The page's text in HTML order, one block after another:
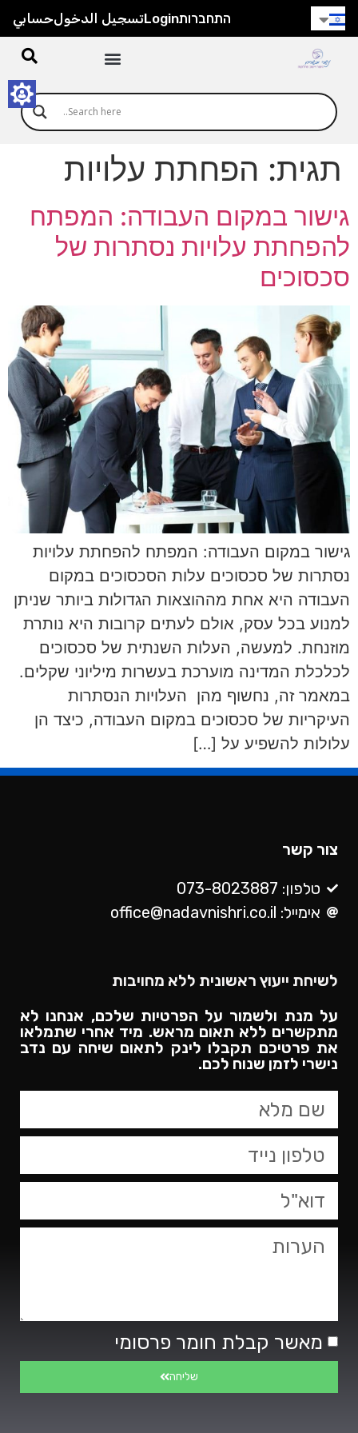
תחילתו
של
אינטרנט,
אנטר
לאזור
תוכן
התחברותLoginتسجيل الدخولحسابي
תגית: הפחתת עלויות
גישור במקום העבודה: המפתח
להפחתת עלויות נסתרות של
סכסוכים
גישור במקום העבודה: המפתח להפחתת עלויות
נסתרות של סכסוכים עלות הסכסוכים במקום
העבודה היא אחת מההוצאות הגדולות ביותר שניתן
למנוע בכל עסק, אולם לעתים קרובות היא נותרת
מוזנחת. למעשה, העלות השנתית של סכסוכים
לכלכלת המדינה מוערכת בעשרות מיליוני שקלים.
במאמר זה, נחשוף מהן העלויות הנסתרות
העיקריות של סכסוכים במקום העבודה, כיצד הן
עלולות להשפיע על […]
צור קשר
טלפון: 073-8023887
אימייל: office@nadavnishri.co.il
לשיחת ייעוץ ראשונית ללא מחויבות
על מנת ולשמור על הפרטיות שלכם, אנחנו לא
מתקשרים ללא תאום מראש. מיד אחרי שתמלאו
את פרטיכם תקבלו לינק לתאום שיחה עם נדב
נישרי לזמן שנוח לכם.​
קשר,
באפשרותך
ללחוץ
אנטר
לאזור
מאשר קבלת חומר פרסומי
שליחה